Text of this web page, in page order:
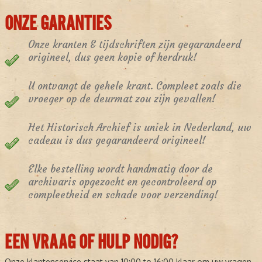
ONZE GARANTIES
Onze kranten & tijdschriften zijn gegarandeerd
origineel, dus geen kopie of herdruk!
U ontvangt de gehele krant. Compleet zoals die
vroeger op de deurmat zou zijn gevallen!
Het Historisch Archief is uniek in Nederland, uw
cadeau is dus gegarandeerd origineel!
Elke bestelling wordt handmatig door de
archivaris opgezocht en gecontroleerd op
compleetheid en schade voor verzending!
EEN VRAAG OF HULP NODIG?